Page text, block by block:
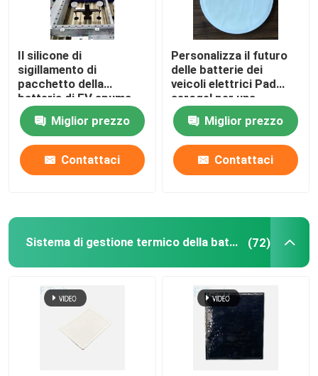
Involucro termico della batteria
Protezione della batteria di EV
Limite di tolleranza adatto
Interfaccia della batteria
Legame della batteria
Il silicone di
sigillamento di
pacchetto della
batteria di EV spuma
spessore della
guarnizione 0.8-
25.4mm
Miglior prezzo
Contattaci
Personalizza il futuro
delle batterie dei
veicoli elettrici Pad
aerogel per una
migliore gestione
termicaMiglior prezzo
Contattaci
Sistema di gestione termico della batteria (72)